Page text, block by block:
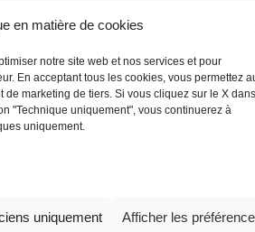
en matière de cookies
notre site web et nos services et pour
En acceptant tous les cookies, vous permettez
de marketing de tiers. Si vous cliquez sur le X
"Technique uniquement", vous continuerez à
uniquement.
uniquement Afficher les
pour garantir un héritage "positif" aux
considère la multitude de produits et de
"𝗘𝗰𝗼𝗺𝗼𝗻𝗱𝗼 𝟮𝟬𝟮𝟯" - 𝗱𝗮𝗹 𝟳 𝗮𝗹 𝟭𝟬
solutions innovantes en matière de
systèmes respectueux de
validés. Rejoignez-nous à
de nos vies et comment Miba peut
notre planète" !